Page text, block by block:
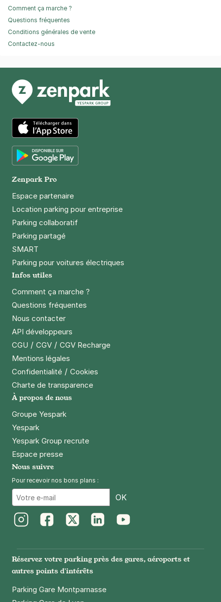
Comment ça marche ?
Questions fréquentes
Conditions générales de vente
Contactez-nous
App Store
Zenpark Pro
Espace partenaire
Location parking pour entreprise
Parking collaboratif
Parking partagé
SMART
Parking pour voitures électriques
Infos utiles
Comment ça marche ?
Questions fréquentes
Nous contacter
API développeurs
CGU / CGV / CGV Recharge
Mentions légales
Confidentialité / Cookies
Charte de transparence
À propos de nous
Groupe Yespark
Yespark
Yespark Group recrute
Espace presse
Nous suivre
Pour recevoir nos bons plans :
OK
Réservez votre parking près des gares, aéroports et
autres points d'intérêts
Parking Gare Montparnasse